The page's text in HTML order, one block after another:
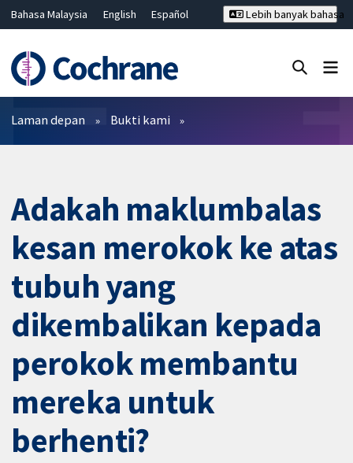
Bahasa Malaysia English
Español
Hrvatski
Deutsch ไทย
繁體中文
简体中文
Lebih banyak bahasa
Penapis
Laman depan Bukti kami
Adakah maklumbalas
kesan merokok ke atas
tubuh yang
dikembalikan kepada
perokok membantu
mereka untuk
berhenti?